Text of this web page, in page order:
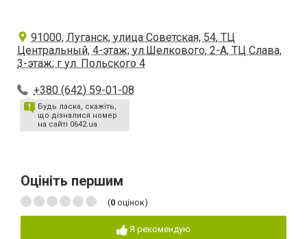
91000, Луганск, улица Советская, 54, ТЦ
Центральный, 4-этаж; ул.Шелкового, 2-А, ТЦ Слава,
3-этаж; г ул. Польского 4
+380 (642) 59-01-08
Будь ласка, скажіть,
що дізналися номер
на сайті 0642.ua
Оцініть першим
(0 оцінок)
Я рекомендую